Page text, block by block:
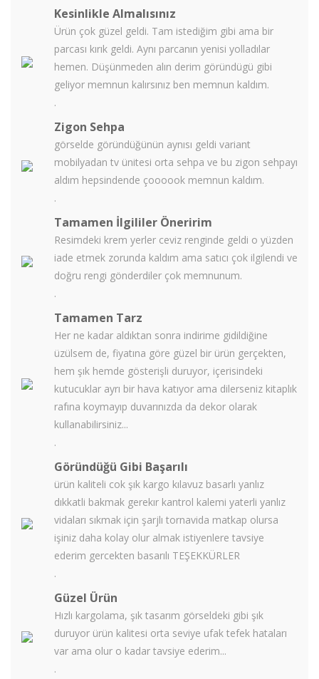
Kesinlikle Almalısınız
Ürün çok güzel geldi. Tam istediğim gibi ama bir
parcası kırık geldi. Aynı parcanın yenisi yolladılar
hemen. Düşünmeden alın derim göründügü gibi
geliyor memnun kalırsınız ben memnun kaldım.
.
Zigon Sehpa
görselde göründüğünün aynısı geldi variant
mobilyadan tv ünitesi orta sehpa ve bu zigon sehpayı
aldım hepsindende çoooook memnun kaldım.
.
Tamamen İlgililer Öneririm
Resimdeki krem yerler ceviz renginde geldi o yüzden
iade etmek zorunda kaldım ama satıcı çok ilgilendi ve
doğru rengi gönderdiler çok memnunum.
.
Tamamen Tarz
Her ne kadar aldıktan sonra indirime gidildiğine
üzülsem de, fiyatına göre güzel bir ürün gerçekten,
hem şık hemde gösterişli duruyor, içerisindeki
kutucuklar ayrı bir hava katıyor ama dilerseniz kitaplık
rafına koymayıp duvarınızda da dekor olarak
kullanabilirsiniz...
.
Göründüğü Gibi Başarılı
ürün kaliteli cok şık kargo kılavuz basarlı yanlız
dıkkatli bakmak gerekır kantrol kalemi yaterli yanlız
vidaları sıkmak için şarjlı tornavida matkap olursa
işiniz daha kolay olur almak istiyenlere tavsiye
ederim gercekten basarılı TEŞEKKÜRLER
.
Güzel Ürün
Hızlı kargolama, şık tasarım görseldeki gibi şık
duruyor ürün kalitesi orta seviye ufak tefek hataları
var ama olur o kadar tavsiye ederim...
.